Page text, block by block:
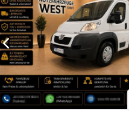
Dimensiones: longitud x
por cable, Volquete de
45 cm, con laterales de acero
hidráulica
corta, Salpicadero dañado,
detallados e imágenes
puede contener errores. No se